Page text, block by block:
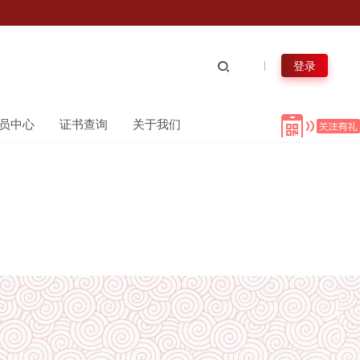
登录
中心 证书查询 关于我们